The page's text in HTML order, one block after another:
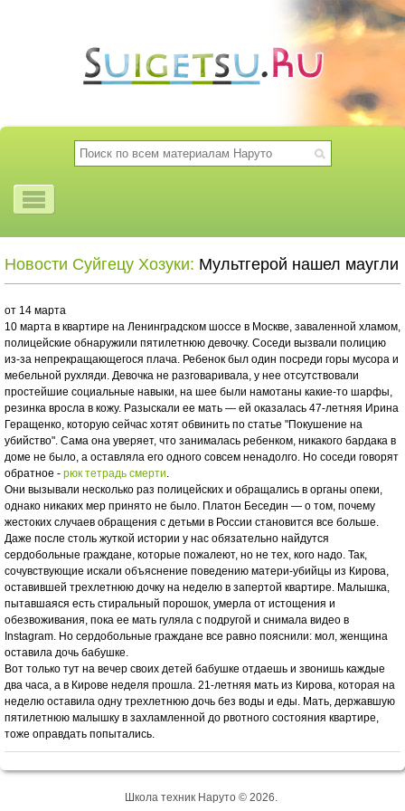
Новости Суйгецу Хозуки: Мультгерой нашел маугли
от 14 марта
10 марта в квартире на Ленинградском шоссе в Москве, заваленной хламом,
полицейские обнаружили пятилетнюю девочку. Соседи вызвали полицию
из-за непрекращающегося плача. Ребенок был один посреди горы мусора и
мебельной рухляди. Девочка не разговаривала, у нее отсутствовали
простейшие социальные навыки, на шее были намотаны какие-то шарфы,
резинка вросла в кожу. Разыскали ее мать — ей оказалась 47-летняя Ирина
Геращенко, которую сейчас хотят обвинить по статье "Покушение на
убийство". Сама она уверяет, что занималась ребенком, никакого бардака в
доме не было, а оставляла его одного совсем ненадолго. Но соседи говорят
обратное - рюк тетрадь смерти.
Они вызывали несколько раз полицейских и обращались в органы опеки,
однако никаких мер принято не было. Платон Беседин — о том, почему
жестоких случаев обращения с детьми в России становится все больше.
Даже после столь жуткой истории у нас обязательно найдутся
сердобольные граждане, которые пожалеют, но не тех, кого надо. Так,
сочувствующие искали объяснение поведению матери-убийцы из Кирова,
оставившей трехлетнюю дочку на неделю в запертой квартире. Малышка,
пытавшаяся есть стиральный порошок, умерла от истощения и
обезвоживания, пока ее мать гуляла с подругой и снимала видео в
Instagram. Но сердобольные граждане все равно пояснили: мол, женщина
оставила дочь бабушке.
Вот только тут на вечер своих детей бабушке отдаешь и звонишь каждые
два часа, а в Кирове неделя прошла. 21-летняя мать из Кирова, которая на
неделю оставила одну трехлетнюю дочь без воды и еды. Мать, державшую
пятилетнюю малышку в захламленной до рвотного состояния квартире,
тоже оправдать попытались.
Школа техник Наруто © 2026.